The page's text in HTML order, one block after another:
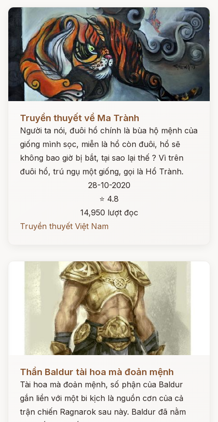
Đọc ngay
Truyền thuyết về Ma Trành
Người ta nói, đuôi hổ chính là bùa hộ mệnh của
giống mình sọc, miễn là hổ còn đuôi, hổ sẽ
không bao giờ bị bắt, tại sao lại thế ? Vì trên
đuôi hổ, trú ngụ một giống, gọi là Hổ Trành.
28-10-2020
⭐ 4.8
14,950 lượt đọc
Truyền thuyết Việt Nam
Đọc ngay
Thần Baldur tài hoa mà đoản mệnh
Tài hoa mà đoản mệnh, số phận của Baldur
gắn liền với một bi kịch là nguồn cơn của cả
trận chiến Ragnarok sau này. Baldur đã nằm